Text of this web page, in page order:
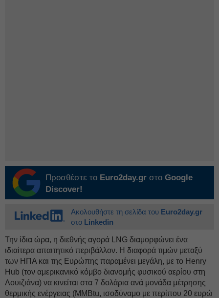
Προσθέστε το Euro2day.gr στο Google
Discover!
Ακολουθήστε τη σελίδα του Euro2day.gr
στο Linkedin
Την ίδια ώρα, η διεθνής αγορά LNG διαμορφώνει ένα
ιδιαίτερα απαιτητικό περιβάλλον. Η διαφορά τιμών μεταξύ
των ΗΠΑ και της Ευρώπης παραμένει μεγάλη, με το Henry
Hub (τον αμερικανικό κόμβο διανομής φυσικού αερίου στη
Λουιζιάνα) να κινείται στα 7 δολάρια ανά μονάδα μέτρησης
θερμικής ενέργειας (MMBtu, ισοδύναμο με περίπου 20 ευρώ